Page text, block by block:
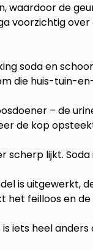
waardoor de
voorzichtig
soda en
die huis-tuin-
– de
de kop
scherp lijkt.
is uitgewerkt,
feilloos en
iets heel